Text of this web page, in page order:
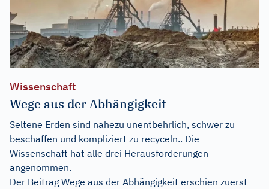
Wissenschaft
Wege aus der Abhängigkeit
Seltene Erden sind nahezu unentbehrlich, schwer zu
beschaffen und kompliziert zu recyceln.. Die
Wissenschaft hat alle drei Herausforderungen
angenommen.
Der Beitrag Wege aus der Abhängigkeit erschien zuerst